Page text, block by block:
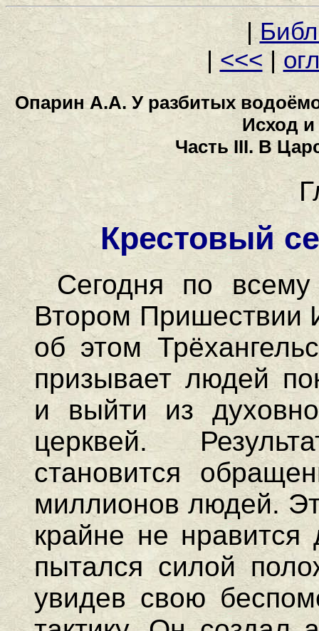
|
| <<< |
Опарин А.А. У разбитых
Исход
Часть III. В
Крестовый
Сегодня по
Втором Пришествии
об этом
призывает людей
и выйти из
церквей.
становится
миллионов людей.
крайне не нравится
пытался силой
увидев свою